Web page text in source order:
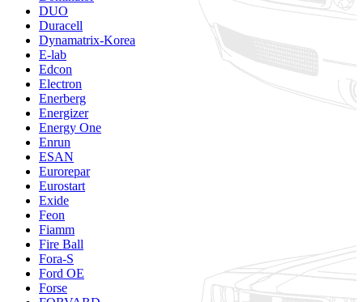
DUO
Duracell
Dynamatrix-Korea
E-lab
Edcon
Electron
Enerberg
Energizer
Energy One
Enrun
ESAN
Eurorepar
Eurostart
Exide
Feon
Fiamm
Fire Ball
Fora-S
Ford OE
Forse